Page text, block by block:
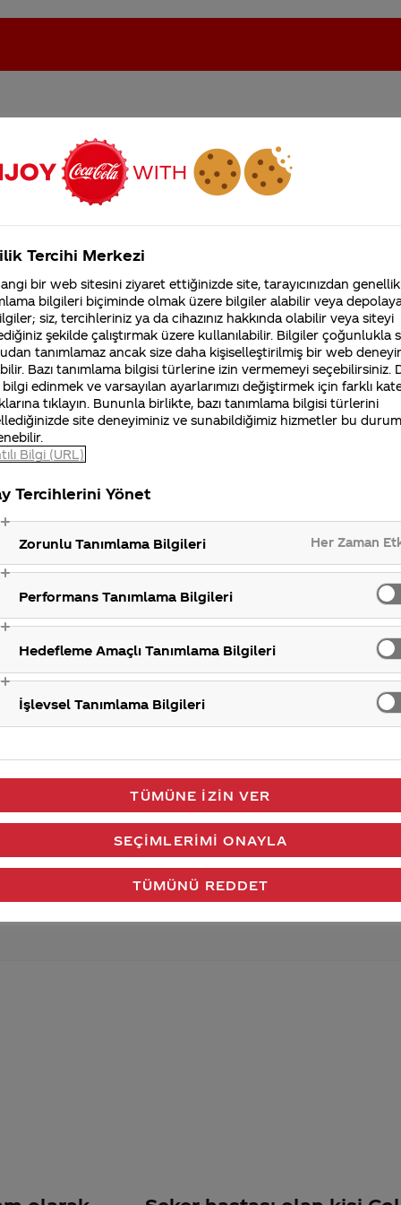
Cola'nın Filistin'de fabr... Coca-Cola’yı kim buldu?
100’ü halka açık uluslararası bir şirket
rejimlerden oluşan birbirinden farklı 206 ülkede
hükümeti, herhangi bir ülkenin politikalarını,
de faaliyet gösterdiğimiz ülkelerden sadece
verdiğimiz cevap aklındaki soru işaretlerini giderdi
Gönder
Coca-Cola Şirketi
merak ettikleriniz.
Fabrikalarımız,
sertifikalarımız, faaliyet
gösterdiğimiz ülkeler,
tarihçemiz ve daha
Tercihi Merkezi
bir web sitesini ziyaret ettiğinizde site, tarayıcınızdan
bilgileri biçiminde olmak üzere bilgiler alabilir veya
siz, tercihleriniz ya da cihazınız hakkında olabilir veya siteyi
şekilde çalıştırmak üzere kullanılabilir. Bilgiler çoğunlukla
tanımlamaz ancak size daha kişiselleştirilmiş bir web
Bazı tanımlama bilgisi türlerine izin vermemeyi seçebilirsiniz.
edinmek ve varsayılan ayarlarımızı değiştirmek için farklı
tıklayın. Bununla birlikte, bazı tanımlama bilgisi türlerini
site deneyiminiz ve sunabildiğimiz hizmetler bu
Bilgi (URL)
Tercihlerini Yönet
Zorunlu Tanımlama Bilgileri Her Zaman
Performans Tanımlama Bilgileri
Hedefleme Amaçlı Tanımlama Bilgileri
İşlevsel Tanımlama Bilgileri
TÜMÜNE İZIN VER
TÜMÜNÜ REDDET
SEÇIMLERIMI ONAYLA